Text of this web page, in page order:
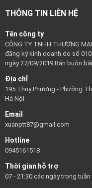
THÔNG TIN LIÊN HỆ
Tên công ty
CÔNG TY TNHH THƯƠNG
đăng ký kinh doanh do số
ngày 27/09/2019 Bán buôn
Địa chỉ
195 Thụy Phương - Phường
Hà Nội
Email
xuanptt87@gmail.com
Hotline
0945161518
Thời gian hỗ trợ
07 - 21:30 các ngày trong tuần